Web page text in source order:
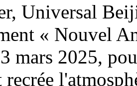
Universal
« Nouvel
mars 2025,
recrée